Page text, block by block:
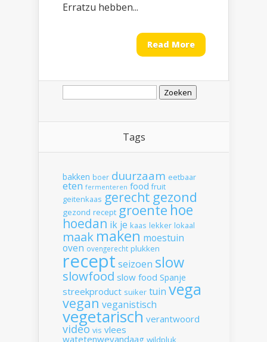
Erratzu hebben...
Read More
Zoeken
Tags
bakken boer duurzaam eetbaar
eten fermenteren food fruit
geitenkaas gerecht gezond
gezond recept groente hoe
hoedan ik je kaas lekker lokaal
maak maken moestuin
oven ovengerecht plukken
recept seizoen slow
slowfood slow food Spanje
streekproduct suiker tuin vega
vegan veganistisch
vegetarisch verantwoord
video vis vlees
watetenwevandaag wildpluk